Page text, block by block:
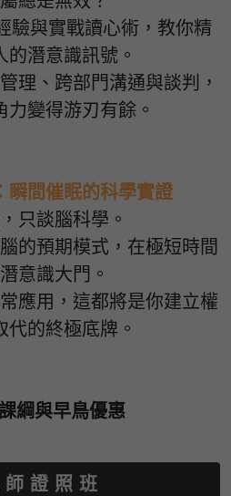
驗與實戰讀心術，教你精
的潛意識訊號。
理、跨部門溝通與談判，
力變得游刃有餘。
瞬間催眠的科學實證
只談腦科學。
的預期模式，在極短時間
意識大門。
應用，這都將是你建立權
代的終極底牌。
綱與早鳥優惠
師 證 照 班